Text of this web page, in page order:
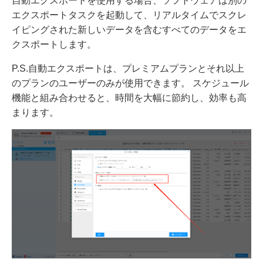
エクスポートタスクを起動して、リアルタイムでスクレ
イピングされた新しいデータを含むすべてのデータをエ
クスポートします。
P.S.自動エクスポートは、プレミアムプランとそれ以上
のプランのユーザーのみが使用できます。 スケジュール
機能と組み合わせると、時間を大幅に節約し、効率も高
まります。